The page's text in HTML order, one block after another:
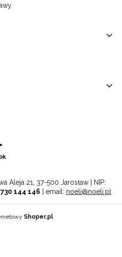
Aleja 21, 37-500 Jarosław | NIP:
144 146 | email: noeli@noeli.pl
Shoper.pl